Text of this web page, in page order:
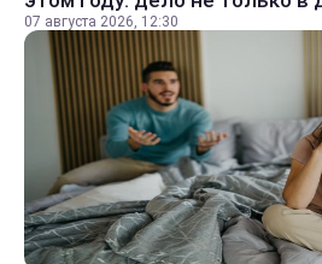
07 августа 2026, 12:30